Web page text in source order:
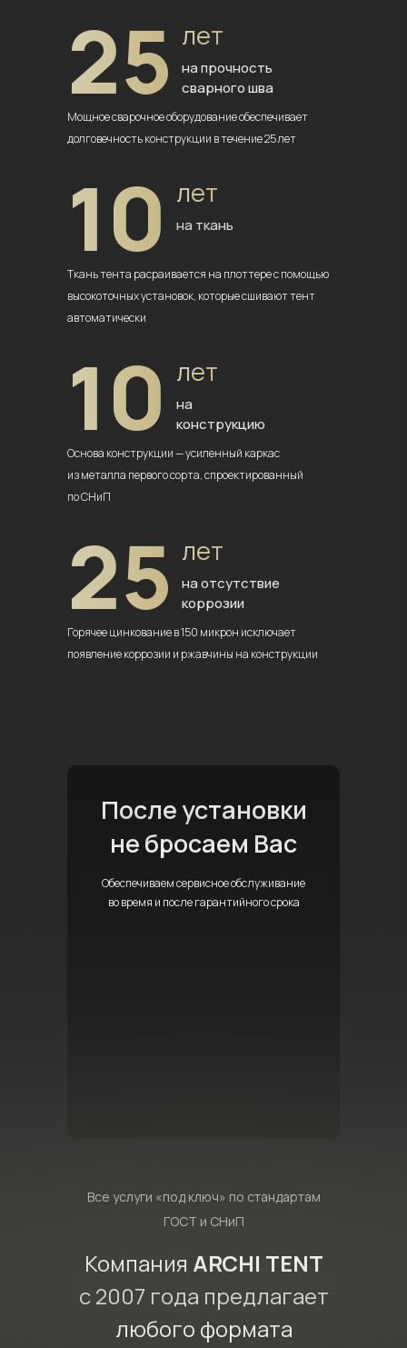
25 лет
на прочность
сварного шва
Мощное сварочное оборудованиеобеспечивает
долговечностьконструкции в течение 25 лет
10 лет
на ткань
Ткань тента расраивается на плоттерес помощью
высокоточных установок, которые сшивают тент
автоматически
10 лет
на
конструкцию
Основа конструкции — усиленный каркас
из металла первого сорта,спроектированный
по СНиП
25 лет
на отсутствие
коррозии
Горячее цинкование в 150 микрон исключает
появление коррозии и ржавчины на конструкции
После установки
не бросаем Вас
Обеспечиваем сервисное обслуживание
во время и после гарантийного срока
Все услуги «под ключ» по стандартам
ГОСТ и СНиП
Компания ARCHI TENT
с 2007 года предлагает
любого формата